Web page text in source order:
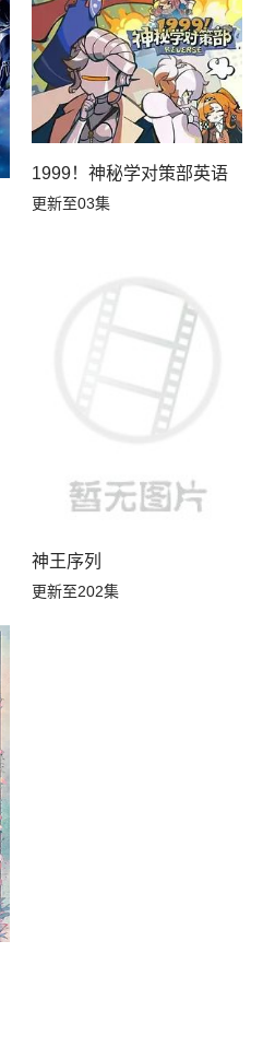
1999！神秘学对策部英语
更新至03集
神王序列
更新至202集